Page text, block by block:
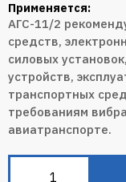
Применяется:
АГС-11/2
средств,
силовых
устройств,
транспортных
требованиям
авиатранспорте.